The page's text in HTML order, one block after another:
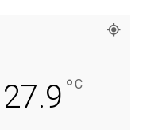
27.9 °C